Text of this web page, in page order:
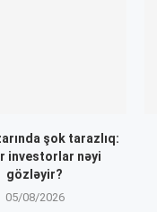
şok tarazlıq:
investorlar nəyi
gözləyir?
05/08/2026